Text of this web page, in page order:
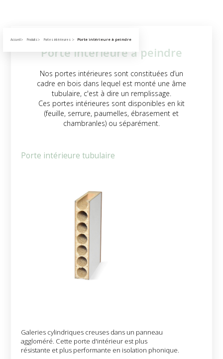
Accueil Produits Portes intérieures Porte intérieure à peindre
Porte intérieure à peindre
Nos portes intérieures sont constituées d’un
cadre en bois dans lequel est monté une âme
tubulaire, c'est à dire un remplissage.
Ces portes intérieures sont disponibles en kit
(feuille, serrure, paumelles, ébrasement et
chambranles) ou séparément.
Porte intérieure tubulaire
Galeries cylindriques creuses dans un panneau
aggloméré. Cette porte d'intérieur est plus
résistante et plus performante en isolation phonique.